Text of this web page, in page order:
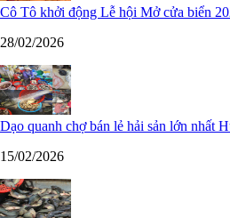
Cô Tô khởi động Lễ hội Mở cửa biển
28/02/2026
Dạo quanh chợ bán lẻ hải sản lớn nhất
15/02/2026